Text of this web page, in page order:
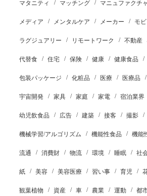
マタニティ マッチング マニュファクチ
メディア メンタルケア メーカー モ
ラグジュアリー リモートワーク 不動産
代替食 住宅 保険 健康 健康食品
包装パッケージ 化粧品 医療 医療品
宇宙開発 家具 家庭 家電 宿泊業界
幼児飲食品 広告 建築 接客 撮影
機械学習/アルゴリズム 機能性食品 機能
流通 消費財 物流 環境 睡眠 社
紙 美容 美容医療 習い事 育児
観葉植物 資産 車 農業 運動 都